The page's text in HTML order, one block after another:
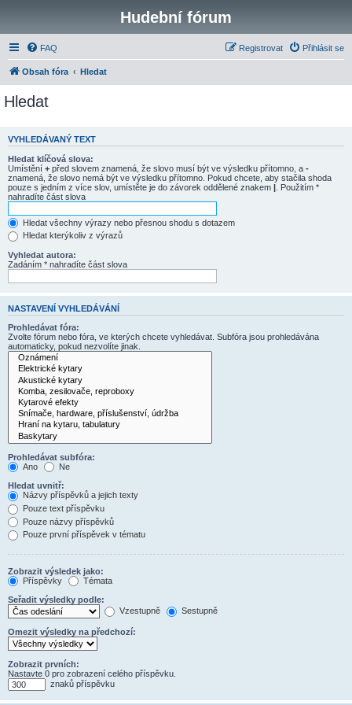
Hudební fórum
FAQ Přihlásit se
Registrovat
Obsah fóra Hledat
Hledat
VYHLEDÁVANÝ TEXT
Hledat klíčová slova:
Umístění + před slovem znamená, že slovo musí být ve výsledku přítomno, a -
znamená, že slovo nemá být ve výsledku přítomno. Pokud chcete, aby stačila shoda
pouze s jedním z více slov, umístěte je do závorek oddělené znakem | . Použitím *
nahradíte část slova
Hledat všechny výrazy nebo přesnou shodu s dotazem
Hledat kterýkoliv z výrazů
Vyhledat autora:
Zadáním * nahradíte část slova
NASTAVENÍ VYHLEDÁVÁNÍ
Prohledávat fóra:
Zvolte fórum nebo fóra, ve kterých chcete vyhledávat. Subfóra jsou prohledávána
automaticky, pokud nezvolíte jinak.
Prohledávat subfóra:
Ano
Ne
Hledat uvnitř:
Názvy příspěvků a jejich texty
Pouze text příspěvku
Pouze názvy příspěvků
Pouze první příspěvek v tématu
Zobrazit výsledek jako:
Příspěvky
Témata
Seřadit výsledky podle:
Vzestupně
Sestupně
Omezit výsledky na předchozí:
Zobrazit prvních:
Nastavte 0 pro zobrazení celého příspěvku.
znaků příspěvku